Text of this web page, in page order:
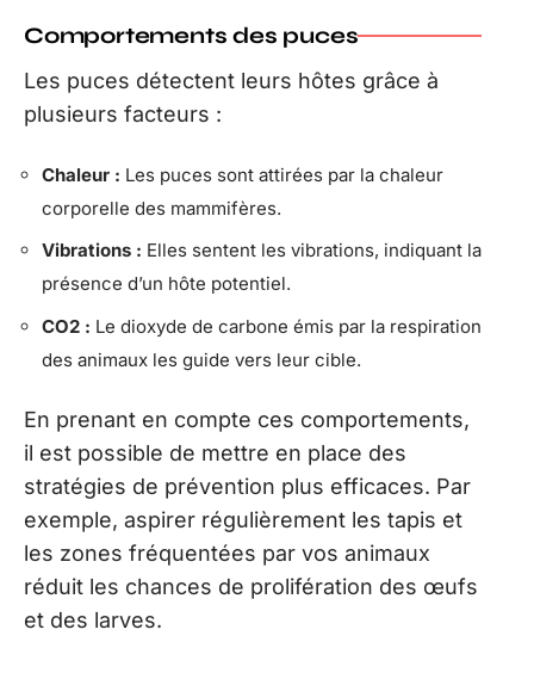
Comportements des puces
Les puces détectent leurs hôtes grâce à
plusieurs facteurs :
Chaleur : Les puces sont attirées par la chaleur
corporelle des mammifères.
Vibrations : Elles sentent les vibrations, indiquant la
présence d’un hôte potentiel.
CO2 : Le dioxyde de carbone émis par la respiration
des animaux les guide vers leur cible.
En prenant en compte ces comportements,
il est possible de mettre en place des
stratégies de prévention plus efficaces. Par
exemple, aspirer régulièrement les tapis et
les zones fréquentées par vos animaux
réduit les chances de prolifération des œufs
et des larves.